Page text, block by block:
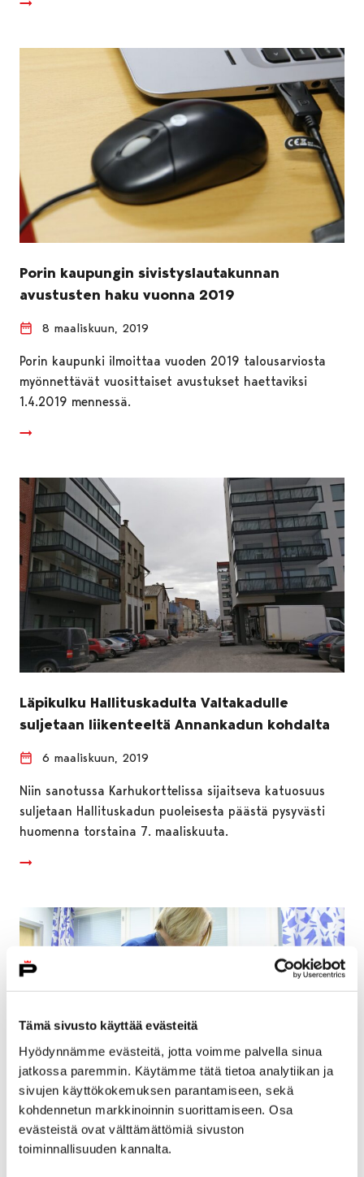
Tämä sivusto käyttää evästeitä
Hyödynnämme evästeitä, jotta voimme palvella sinua
jatkossa paremmin. Käytämme tätä tietoa analytiikan ja
sivujen käyttökokemuksen parantamiseen, sekä
kohdennetun markkinoinnin suorittamiseen. Osa
evästeistä ovat välttämättömiä sivuston
toiminnallisuuden kannalta.
Porin kaupungin sivistyslautakunnan
avustusten haku vuonna 2019
8 maaliskuun, 2019
Porin kaupunki ilmoittaa vuoden 2019 talousarviosta
myönnettävät vuosittaiset avustukset haettaviksi
1.4.2019 mennessä.
Läpikulku Hallituskadulta Valtakadulle
suljetaan liikenteeltä Annankadun kohdalta
6 maaliskuun, 2019
Niin sanotussa Karhukorttelissa sijaitseva katuosuus
suljetaan Hallituskadun puoleisesta päästä pysyvästi
huomenna torstaina 7. maaliskuuta.
Terveyspalveluiden vastaanottotoiminta
menee 12.3. kiinni normaalia aikaisemmin